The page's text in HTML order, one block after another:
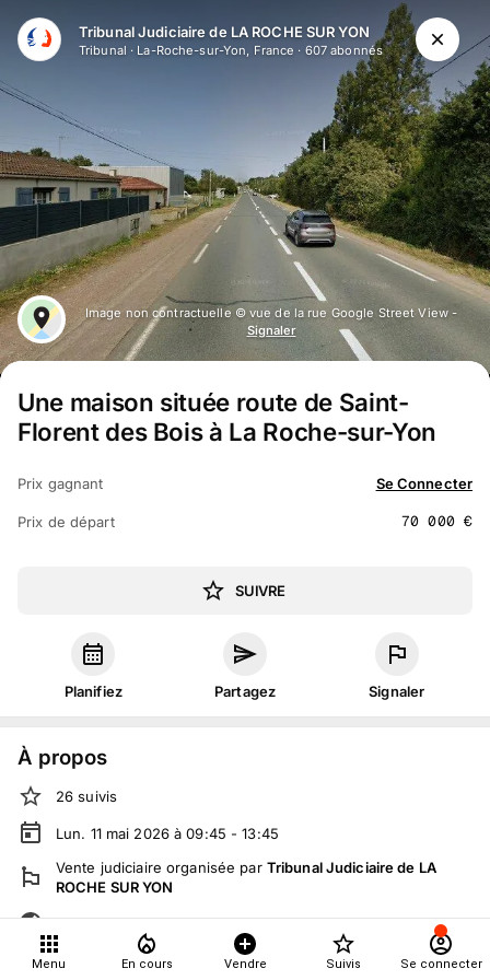
Tribunal Judiciaire de LA ROCHE SUR YON
Tribunal · La-Roche-sur-Yon, France · 607 abonnés
Image non contractuelle © vue de la rue Google Street View -
Signaler
Une maison située route de Saint-
Florent des Bois à La Roche-sur-Yon
Prix gagnant Se Connecter
Prix de départ 70 000 €
SUIVRE
Planifiez Partagez Signaler
À propos
26 suivis
Lun. 11 mai 2026 à 09:45 - 13:45
Vente judiciaire organisée par Tribunal Judiciaire de LA
ROCHE SUR YON
Tout le monde peut participer
Menu En cours Vendre Suivis Se connecter